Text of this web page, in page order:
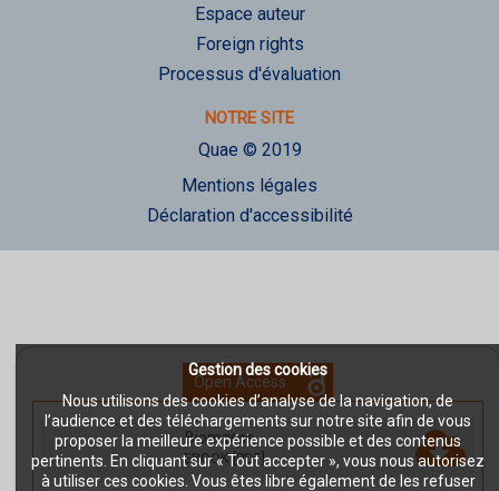
Gestion des cookies
Nous utilisons des cookies d’analyse de la navigation, de
l’audience et des téléchargements sur notre site afin de vous
proposer la meilleure expérience possible et des contenus
pertinents. En cliquant sur « Tout accepter », vous nous autorisez
à utiliser ces cookies. Vous êtes libre également de les refuser
Open Access
Biomasse-
EBOOK [PDF]
Espace auteur
Foreign rights
Processus d'évaluation
NOTRE SITE
Quae © 2019
Mentions légales
Déclaration d'accessibilité